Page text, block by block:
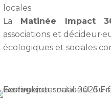
locales.
La Matinée Impact
associations et
écologiques et sociales